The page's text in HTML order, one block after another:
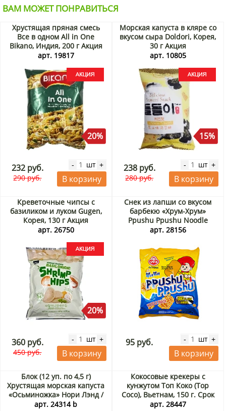
ВАМ МОЖЕТ ПОНРАВИТЬСЯ
Хрустящая пряная смесь
Все в одном All in One
Bikano, Индия, 200 г Акция
арт. 19817
20%
232 руб.
290 руб.
- шт +
В корзину
Морская капуста в кляре со
вкусом сыра Doldori, Корея,
30 г Акция
арт. 10805
15%
238 руб.
280 руб.
- шт +
В корзину
Креветочные чипсы с
базиликом и луком Gugen,
Корея, 130 г Акция
арт. 26750
20%
360 руб.
450 руб.
- шт +
В корзину
Снек из лапши со вкусом
барбекю «Хрум-Хрум»
Ppushu Ppushu Noodle
Snack Barbecue Flavored
арт. 28156
95 руб. - шт +
В корзину
Блок (12 уп. по 4,5 г)
Хрустящая морская капуста
«Осьминожка» Нори Лэнд /
Nori Land, Корея, 4,5 г х 12
арт. 24314 b
Кокосовые крекеры с
кунжутом Топ Коко (Top
Coco), Вьетнам, 150 г. Срок
до 06.09.2026. Распродажа
арт. 28447